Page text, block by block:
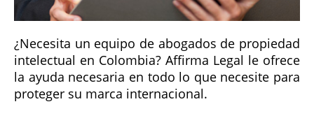
¿Necesita un equipo de abogados de propiedad
intelectual en Colombia? Affirma Legal le ofrece
la ayuda necesaria en todo lo que necesite para
proteger su marca internacional.